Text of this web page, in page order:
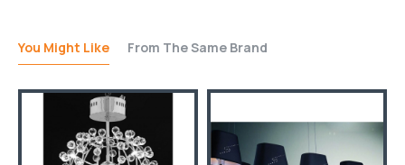
You Might Like From The Same Brand